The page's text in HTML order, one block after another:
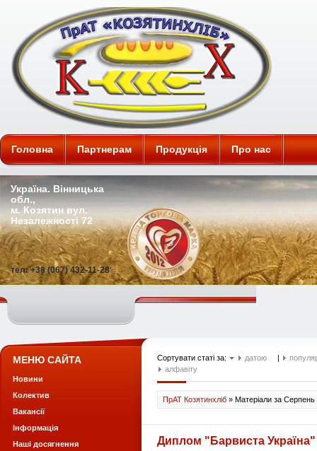
ПАТ "Козятинхліб"
Головна Партнерам Продукція Про нас
Україна. Вінницька
обл.,
м. Козятин вул.
Незалежності 72
тел: +38 (067) 432-11-28
Сортувати статі за: датою |
алфавіту
ПрАТ Козятинхліб » Матеріали за Серпень
Диплом "Барвиста Україна"
МЕНЮ САЙТА
Новини
Колектив
Вакансії
Інформація
Наші досягнення